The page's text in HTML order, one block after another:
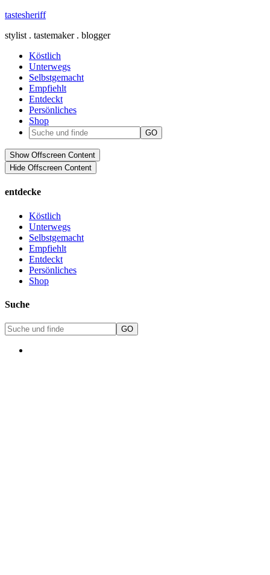
tastesheriff
stylist . tastemaker . blogger
Köstlich
Unterwegs
Selbstgemacht
Empfiehlt
Entdeckt
Persönliches
Shop
Show Offscreen Content
Hide Offscreen Content
entdecke
Köstlich
Unterwegs
Selbstgemacht
Empfiehlt
Entdeckt
Persönliches
Shop
Suche